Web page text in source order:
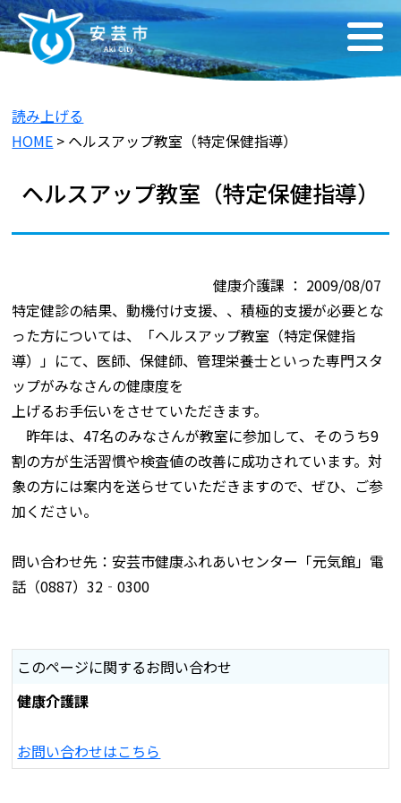
読み上げる
HOME > ヘルスアップ教室（特定保健指導）
ヘルスアップ教室（特定保健指導）
健康介護課 ： 2009/08/07
特定健診の結果、動機付け支援、、積極的支援が必要とな
った方については、「ヘルスアップ教室（特定保健指
導）」にて、医師、保健師、管理栄養士といった専門スタ
ップがみなさんの健康度を
上げるお手伝いをさせていただきます。
昨年は、47名のみなさんが教室に参加して、そのうち9
割の方が生活習慣や検査値の改善に成功されています。対
象の方には案内を送らせていただきますので、ぜひ、ご参
加ください。
問い合わせ先：安芸市健康ふれあいセンター「元気館」電
話（0887）32‐0300
このページに関するお問い合わせ
健康介護課
お問い合わせはこちら